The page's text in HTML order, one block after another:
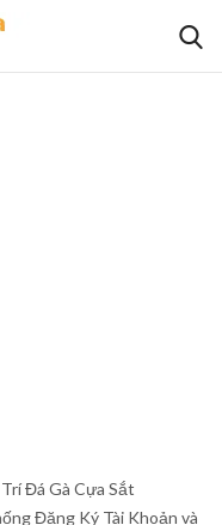
Đá Gà Cựa Sắt
Đăng Ký Tài Khoản và